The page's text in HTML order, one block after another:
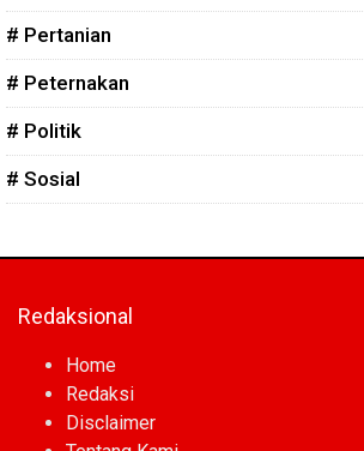
# Pertanian
# Peternakan
# Politik
# Sosial
Redaksional
Home
Redaksi
Disclaimer